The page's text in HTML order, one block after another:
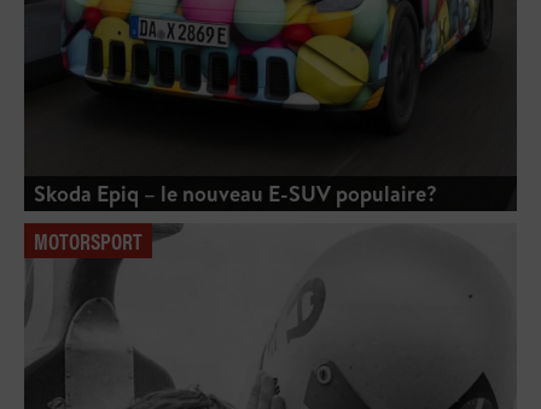
Skoda Epiq – le nouveau E-SUV populaire?
MOTORSPORT